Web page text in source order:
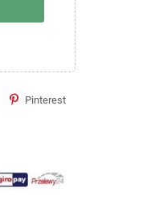
Pinterest